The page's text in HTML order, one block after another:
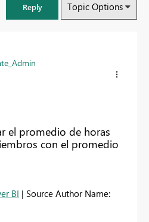
Reply Topic Options
el promedio de horas
con el promedio
BI | Source Author Name: